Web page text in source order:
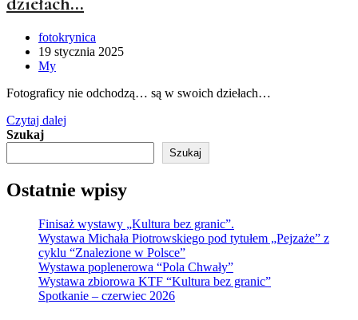
Post
author:
fotokrynica
Post
published:
19 stycznia 2025
Post
My
Fotograficy nie odchodzą… są w swoich dziełach…
Czytaj dalej
są
swoich
Szukaj
Szukaj
Ostatnie wpisy
Finisaż wystawy „Kultura bez granic”.
Wystawa Michała Piotrowskiego pod tytułem „Pejzaże” z
cyklu “Znalezione w Polsce”
Wystawa poplenerowa “Pola Chwały”
Wystawa zbiorowa KTF “Kultura bez granic”
Spotkanie – czerwiec 2026